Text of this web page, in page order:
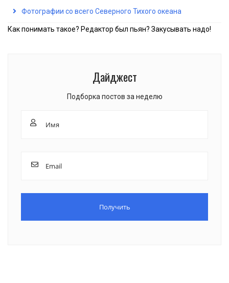
Фотографии со всего Северного Тихого океана
Как понимать такое? Редактор был пьян? Закусывать надо!
Дайджест
Подборка постов за неделю